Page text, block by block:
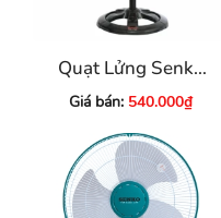
Quạt Lửng Senko
LTS1636
Giá bán: 540.000₫